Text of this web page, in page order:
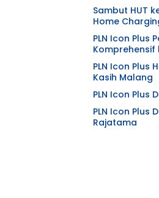
Sambut HUT
Home
PLN Icon Plus
Komprehensif
PLN Icon Plus
Kasih Malang
PLN Icon Plus
PLN Icon Plus
Rajatama